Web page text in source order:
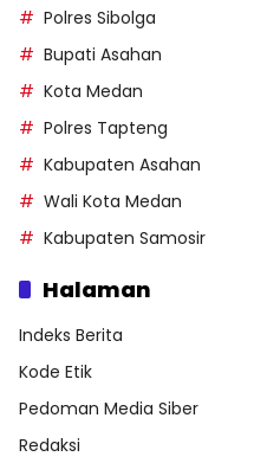
Polres Sibolga
Bupati Asahan
Kota Medan
Polres Tapteng
Kabupaten Asahan
Wali Kota Medan
Kabupaten Samosir
Halaman
Indeks Berita
Kode Etik
Pedoman Media Siber
Redaksi